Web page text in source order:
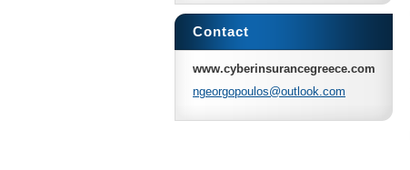
Contact
www.cyberinsurancegreece.com
ngeorgopoulos@outlook.com